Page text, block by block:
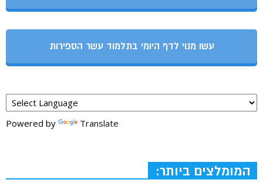
עשו מנוי לדף היומי בתלמוד עשר הספירות
Powered by Translate
המומלצים ביותר: